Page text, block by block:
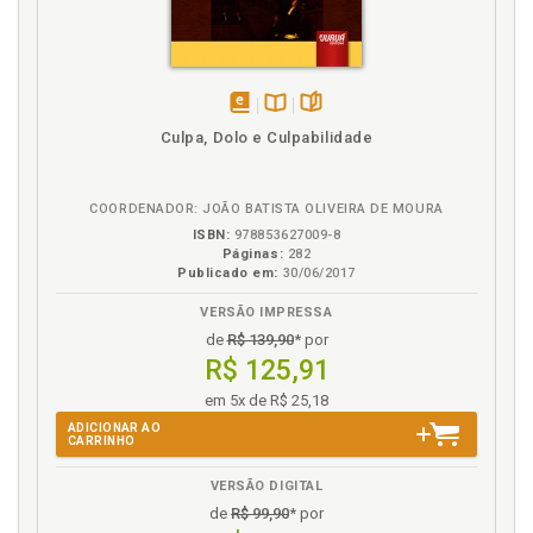
Europa. Ideia de uma Europa unida:antecedentes
Europa. Tendências hegemonizadoras na Europa, p.
Europa. União Europeia e a necessidade de uma
Federação. Confederação de Estados aEstado
Frustração desse projeto e o Tratado de Lisboa:
consequências jurídico-políticas, p. 116
H
Harmonização condenada no texto do novo
Harmonização. Poderá haver esse espaço sem
disponívelDisponível
páginas
Culpa, Dolo e Culpabilidade
COORDENADOR: JOÃO BATISTA OLIVEIRA DE MOURA
ISBN: 978853627009-8
Páginas: 282
Publicado em: 30/06/2017
VERSÃO IMPRESSA
deR$ 139,90* por
R$ 125,91
em 5x de R$ 25,18
ADICIONAR AO
CARRINHO
VERSÃO DIGITAL
de R$ 99,90* por